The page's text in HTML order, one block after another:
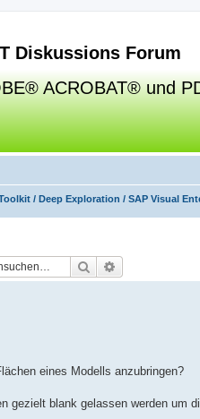
Diskussions Forum
ACROBAT® und
/ Deep Exploration / SAP Visual
Suche
eines Modells anzubringen?
gezielt blank gelassen werden um